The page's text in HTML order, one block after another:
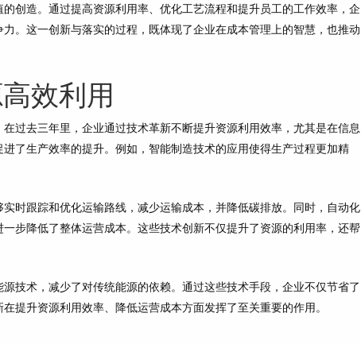
创造。通过提高资源利用率、优化工艺流程和提升员工的工作效率，企
。这一创新与落实的过程，既体现了企业在成本管理上的智慧，也推动
效利用
过去三年里，企业通过技术革新不断提升资源利用效率，尤其是在信息
了生产效率的提升。例如，智能制造技术的应用使得生产过程更加精
时跟踪和优化运输路线，减少运输成本，并降低碳排放。同时，自动化
步降低了整体运营成本。这些技术创新不仅提升了资源的利用率，还帮
技术，减少了对传统能源的依赖。通过这些技术手段，企业不仅节省了
提升资源利用效率、降低运营成本方面发挥了至关重要的作用。